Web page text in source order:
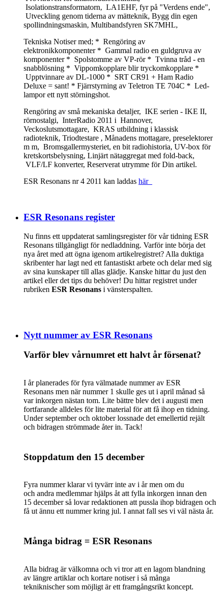
Isolationstransformatorn, LA1EHF, fyr på "Verdens ende",
Utveckling genom tiderna av mätteknik, Bygg din egen
spollindningsmaskin, Multibandsfyren SK7MHL,
Tekniska Notiser med; * Rengöring av
elektronikkomponenter * Gammal radio en guldgruva av
komponenter * Spolstomme av VP-rör * Tvinna tråd - en
snabblösning * Vippomkopplare blir tryckomkopplare *
Upptvinnare av DL-1000 * SRT CR91 + Ham Radio
Deluxe = sant! * Fjärrstyrning av Teletron TE 704C * Led-
lampor ett nytt störningshot.
Rengöring av små mekaniska detaljer, IKE serien - IKE II,
rörnostalgi, InterRadio 2011 i Hannover,
Veckoslutsmottagare, KRAS utbildning i klassisk
radioteknik, Triodtestare , Månadens mottagare, preselektorer
m m, Bromsgallermysteriet, en bit radiohistoria, UV-box för
kretskortsbelysning, Linjärt nätaggregat med fold-back,
VLF/LF konverter, Reserverat utrymme för Din artikel.
ESR Resonans nr 4 2011 kan laddas här
ESR Resonans register
Nu finns ett uppdaterat samlingsregister för vår tidning ESR
Resonans tillgängligt för nedladdning. Varför inte börja det
nya året med att ögna igenom artikelregistret? Alla duktiga
skribenter har lagt ned ett fantastiskt arbete och delar med sig
av sina kunskaper till allas glädje. Kanske hittar du just den
artikel eller det tips du behöver! Du hittar registret under
rubriken ESR Resonans i vänsterspalten.
Nytt nummer av ESR Resonans
Varför blev vårnumret ett halvt år försenat?
I år planerades för fyra välmatade nummer av ESR
Resonans men när nummer 1 skulle ges ut i april månad så
var inkorgen nästan tom. Lite bättre blev det i augusti men
fortfarande alldeles för lite material för att få ihop en tidning.
Under september och oktober lossnade det emellertid rejält
och bidragen strömmade åter in. Tack!
Stoppdatum den 15 december
Fyra nummer klarar vi tyvärr inte av i år men om du
och andra medlemmar hjälps åt att fylla inkorgen innan den
15 december så lovar redaktionen att pussla ihop bidragen och
få ut ännu ett nummer kring jul. I annat fall ses vi väl nästa år.
Många bidrag = ESR Resonans
Alla bidrag är välkomna och vi tror att en lagom blandning
av längre artiklar och kortare notiser i så många
tekniknischer som möjligt är ett framgångsrikt koncept.